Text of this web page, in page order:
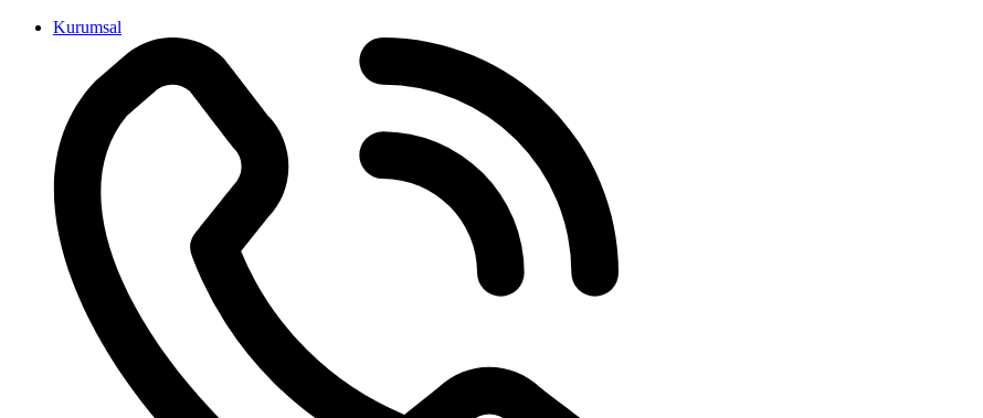
İçeriğeKurumsal